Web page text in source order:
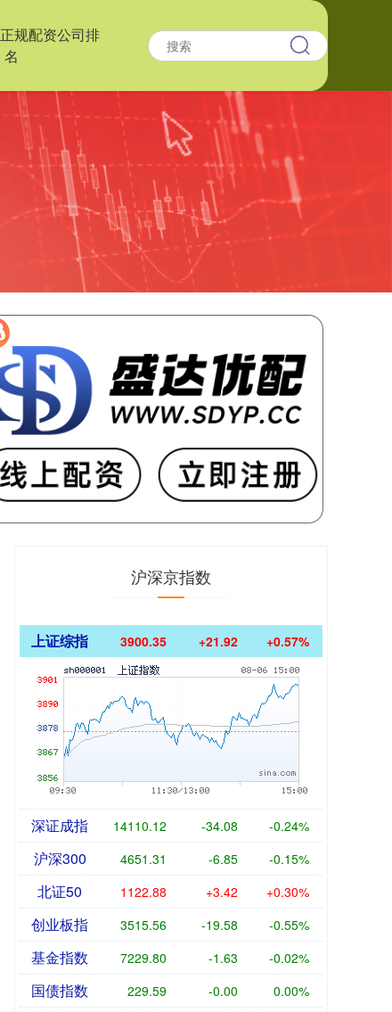
规配资公司排
名
沪深京指数
上证综指 3900.35 +21.92 +0.57%
深证成指 14110.12 -34.08 -0.24%
沪深300 4651.31 -6.85 -0.15%
北证50 1122.88 +3.42 +0.30%
创业板指 3515.56 -19.58 -0.55%
基金指数 7229.80 -1.63 -0.02%
国债指数 229.59 -0.00 0.00%